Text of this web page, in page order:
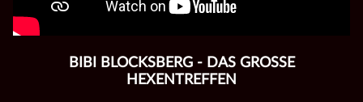
BIBI BLOCKSBERG - DAS GROSSE H
EXENTREFFEN